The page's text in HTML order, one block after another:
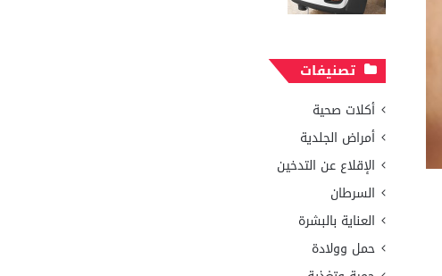
تصنيفات
أكلات صحية
أمراض الجلدية
الإقلاع عن التدخين
السرطان
العناية بالبشرة
حمل وولادة